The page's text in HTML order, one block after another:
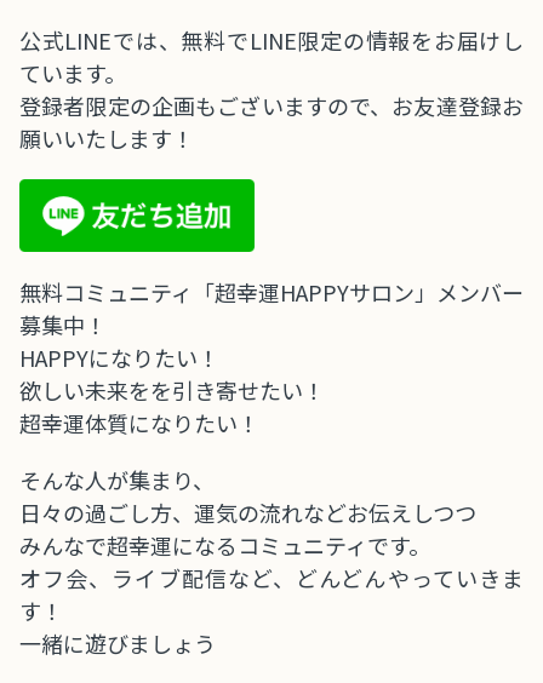
公式LINEでは、無料でLINE限定の情報をお届けし
ています。
登録者限定の企画もございますので、お友達登録お
願いいたします！
無料コミュニティ「超幸運HAPPYサロン」メンバー
募集中！
HAPPYになりたい！
欲しい未来をを引き寄せたい！
超幸運体質になりたい！
そんな人が集まり、
日々の過ごし方、運気の流れなどお伝えしつつ
みんなで超幸運になるコミュニティです。
オフ会、ライブ配信など、どんどんやっていきま
す！
一緒に遊びましょう